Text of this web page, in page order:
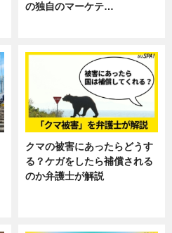
の独自のマーケテ…
クマの被害にあったらどうす
る？ケガをしたら補償される
のか弁護士が解説